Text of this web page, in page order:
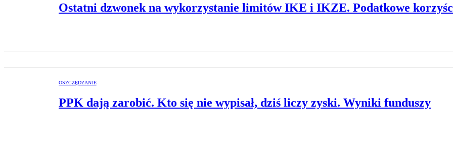
Ostatni dzwonek na wykorzystanie limitów IKE i IKZE. Podatkowe
OSZCZĘDZANIE
PPK dają zarobić. Kto się nie wypisał, dziś liczy zyski. Wyniki funduszy